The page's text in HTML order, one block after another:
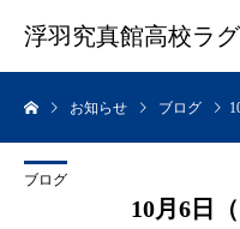
浮羽究真館高校ラ
お知らせ ブログ
ブログ
10月6日